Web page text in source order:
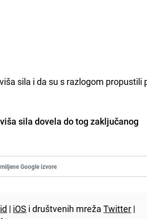
sila i da su s razlogom propustili
sila dovela do tog zaključanog
Google izvore
| iOS i društvenih mrežaTwitter |